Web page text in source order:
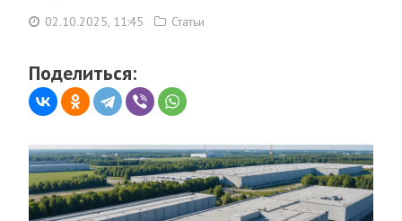
02.10.2025, 11:45 Статьи
Поделиться: